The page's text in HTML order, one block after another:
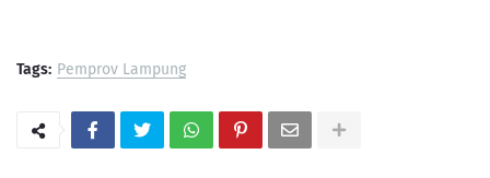
Tags: Pemprov Lampung